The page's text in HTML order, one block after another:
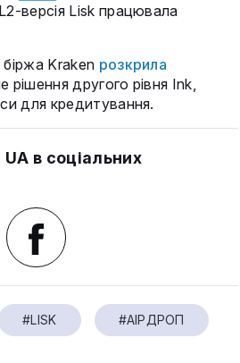
версія Lisk працювала
Kraken розкрила
другого рівня Ink,
для кредитування.
в соціальних
#LISK #АІРДРОП